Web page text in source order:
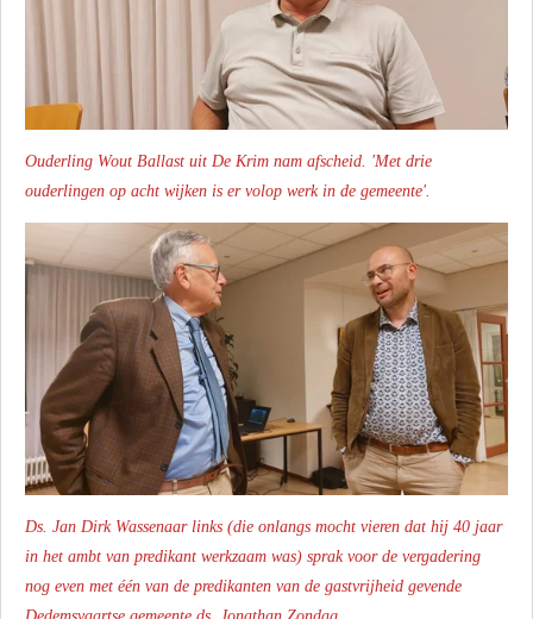
Ouderling Wout Ballast uit De Krim nam afscheid. 'Met drie
ouderlingen op acht wijken is er volop werk in de gemeente'.
Ds. Jan Dirk Wassenaar links (die onlangs mocht vieren dat hij 40 jaar
in het ambt van predikant werkzaam was) sprak voor de vergadering
nog even met één van de predikanten van de gastvrijheid gevende